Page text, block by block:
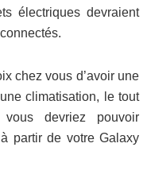
électriques devraient
chez vous d’avoir une
climatisation, le tout
devriez pouvoir
partir de votre Galaxy